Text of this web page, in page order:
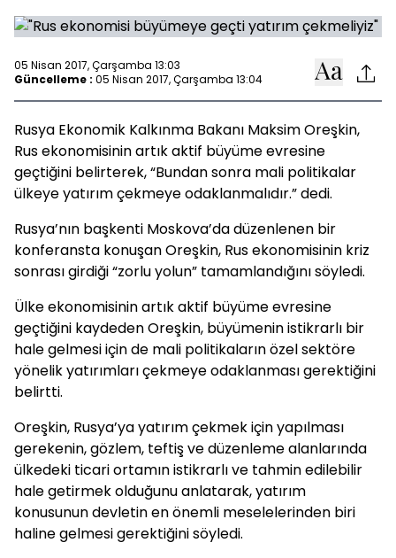
05 Nisan 2017, Çarşamba 13:03
Güncelleme : 05 Nisan 2017, Çarşamba 13:04
Rusya Ekonomik Kalkınma Bakanı Maksim Oreşkin,
Rus ekonomisinin artık aktif büyüme evresine
geçtiğini belirterek, “Bundan sonra mali politikalar
ülkeye yatırım çekmeye odaklanmalıdır.” dedi.
Rusya’nın başkenti Moskova’da düzenlenen bir
konferansta konuşan Oreşkin, Rus ekonomisinin kriz
sonrası girdiği “zorlu yolun” tamamlandığını söyledi.
Ülke ekonomisinin artık aktif büyüme evresine
geçtiğini kaydeden Oreşkin, büyümenin istikrarlı bir
hale gelmesi için de mali politikaların özel sektöre
yönelik yatırımları çekmeye odaklanması gerektiğini
belirtti.
Oreşkin, Rusya’ya yatırım çekmek için yapılması
gerekenin, gözlem, teftiş ve düzenleme alanlarında
ülkedeki ticari ortamın istikrarlı ve tahmin edilebilir
hale getirmek olduğunu anlatarak, yatırım
konusunun devletin en önemli meselelerinden biri
haline gelmesi gerektiğini söyledi.